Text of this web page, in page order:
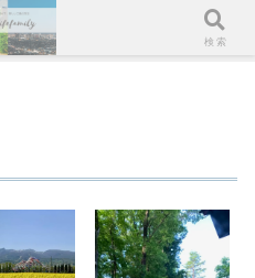
検索